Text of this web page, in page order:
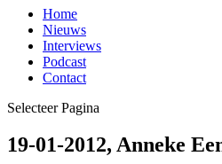
Home
Nieuws
Interviews
Podcast
Contact
Selecteer Pagina
19-01-2012, Anneke